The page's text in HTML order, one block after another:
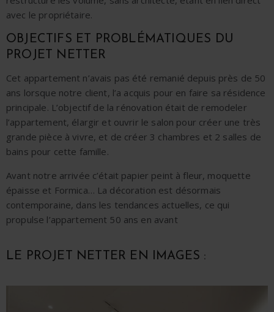
avec le propriétaire.
OBJECTIFS ET P ROBLÉMATIQUES DU
PROJET NETTER
Cet appartement n’avais pas été remanié depuis près de 50
ans lorsque notre client, l’a acquis pour en faire sa résidence
principale. L’objectif de la rénovation était de remodeler
l’appartement, élargir et ouvrir le salon pour créer une très
grande pièce à vivre, et de créer 3 chambres et 2 salles de
bains pour cette famille.
Avant notre arrivée c’était papier peint à fleur, moquette
épaisse et Formica… La décoration est désormais
contemporaine, dans les tendances actuelles, ce qui
propulse l’appartement 50 ans en avant
LE PROJET NETTER EN IMAGES :